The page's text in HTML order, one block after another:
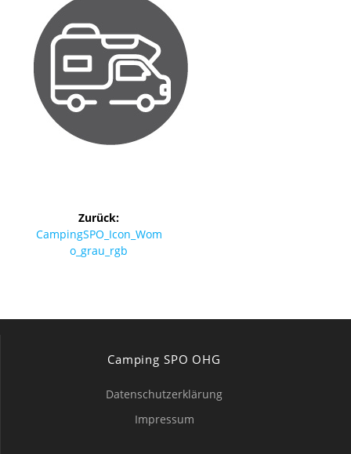
Beitragsnavigation
Zurück:
Vorheriger
Beitrag:
CampingSPO_Icon_Wom
o_grau_rgb
Camping SPO OHG
Datenschutzerklärung
Impressum